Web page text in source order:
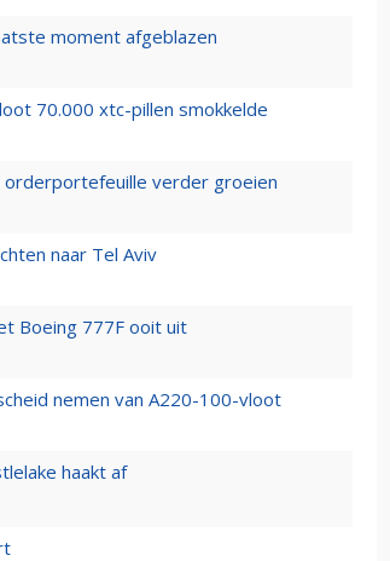
moment afgeblazen
70.000 xtc-pillen smokkelde
verder groeien
naar Tel Aviv
Boeing 777F ooit uit
nemen van A220-100-vloot
haakt af